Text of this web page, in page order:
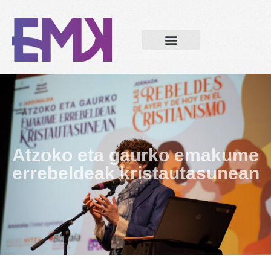
Atzoko eta gaurko emakume
errebeldeak kristautasunean